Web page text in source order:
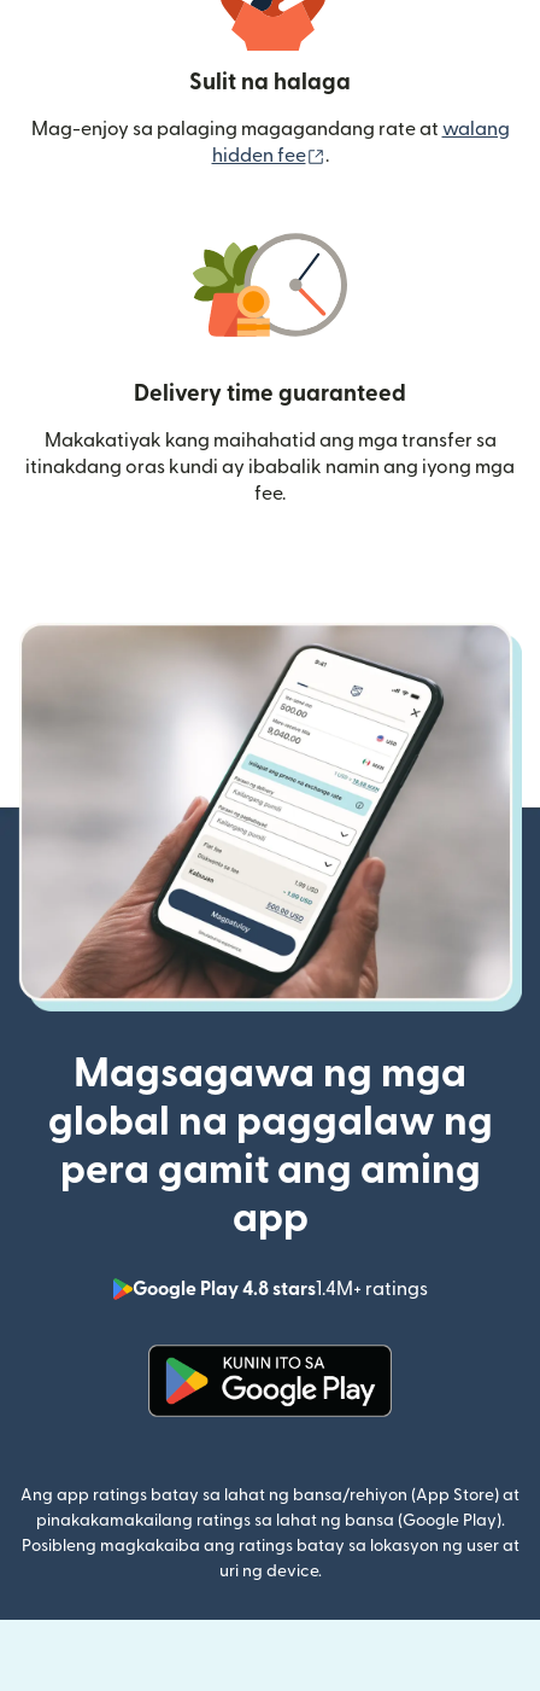
Sulit na halaga
Mag-enjoy sa palaging magagandang rate at walang
hidden fee
.
Delivery time guaranteed
Makakatiyak kang maihahatid ang mga transfer sa
itinakdang oras kundi ay ibabalik namin ang iyong mga
fee.
Magsagawa ng mga
global na paggalaw ng
pera gamit ang aming
app
Google Play 4.8 stars1.4M+ ratings
(bubukas
Ang app ratings batay sa lahat ng bansa/rehiyon (App Store) at
pinakakamakailang ratings sa lahat ng bansa (Google Play).
Posibleng magkakaiba ang ratings batay sa lokasyon ng user at
uri ng device.